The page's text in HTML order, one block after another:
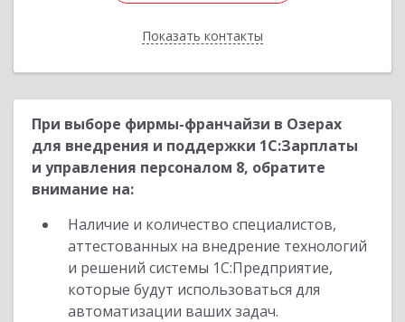
Показать контакты
Назад
При выборе фирмы-франчайзи в Озерах
для внедрения и поддержки 1С:Зарплаты
и управления персоналом 8, обратите
внимание на:
Наличие и количество специалистов,
аттестованных на внедрение технологий
и решений системы 1С:Предприятие,
которые будут использоваться для
автоматизации ваших задач.